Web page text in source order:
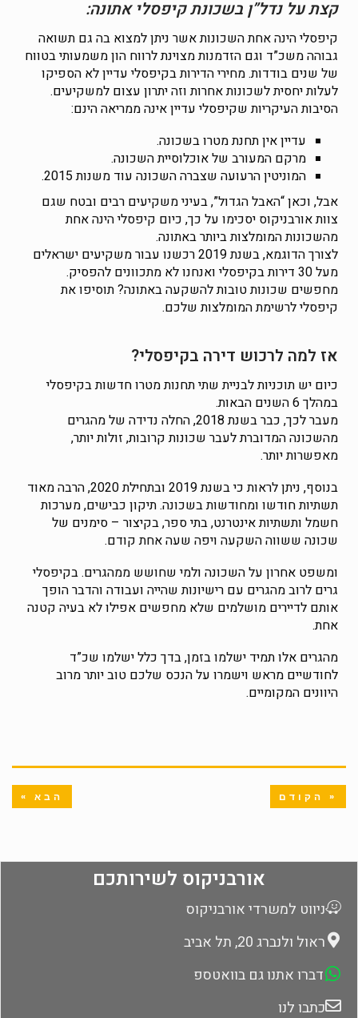
קצת על נדל”ן בשכונת קיפסלי אתונה:
קיפסלי הינה אחת השכונות אשר ניתן למצוא בה גם תשואה
גבוהה משכ”ד וגם הזדמנות מצוינת לרווח הון משמעותי בטווח
של שנים בודדות. מחירי הדירות בקיפסלי עדיין לא הספיקו
לעלות יחסית לשכונות אחרות וזה יתרון עצום למשקיעים.
הסיבות העיקריות שקיפסלי עדיין אינה ממריאה הינם:
עדיין אין תחנת מטרו בשכונה.
מרקם המעורב של אוכלוסיית השכונה.
המוניטין הרעועה שצברה השכונה עוד משנות 2015.
אבל, וכאן “האבל הגדול”, בעיני משקיעים רבים ובטח שגם
צוות אורבניקוס יסכימו על כך, כיום קיפסלי הינה אחת
מהשכונות המומלצות ביותר באתונה.
לצורך הדוגמא, בשנת 2019 רכשנו עבור משקיעים ישראלים
מעל 30 דירות בקיפסלי ואנחנו לא מתכוונים להפסיק.
מחפשים שכונות טובות להשקעה באתונה? תוסיפו את
קיפסלי לרשימת המומלצות שלכם.
אז למה לרכוש דירה בקיפסלי?
כיום יש תוכניות לבניית שתי תחנות מטרו חדשות בקיפסלי
במהלך 6 השנים הבאות.
מעבר לכך, כבר בשנת 2018, החלה נדידה של מהגרים
מהשכונה המדוברת לעבר שכונות קרובות, זולות יותר,
מאפשרות יותר.
בנוסף, ניתן לראות כי בשנת 2019 ובתחילת 2020, הרבה מאוד
תשתיות חודשו ומחודשות בשכונה. תיקון כבישים, מערכות
חשמל ותשתיות אינטרנט, בתי ספר, בקיצור – סימנים של
שכונה ששווה השקעה ויפה שעה אחת קודם.
ומשפט אחרון על השכונה ולמי שחושש ממהגרים. בקיפסלי
גרים לרוב מהגרים עם רישיונות שהייה ועבודה והדבר הופך
אותם לדיירים מושלמים שלא מחפשים אפילו לא בעיה קטנה
אחת.
מהגרים אלו תמיד ישלמו בזמן, בדך כלל ישלמו שכ”ד
לחודשיים מראש וישמרו על הנכס שלכם טוב יותר מרוב
היוונים המקומיים.
« הקודם הבא »
אורבניקוס לשירותכם
ניווט למשרדי אורבניקוס
ראול ולנברג 20, תל אביב
דברו אתנו גם בוואטספ
כתבו לנו